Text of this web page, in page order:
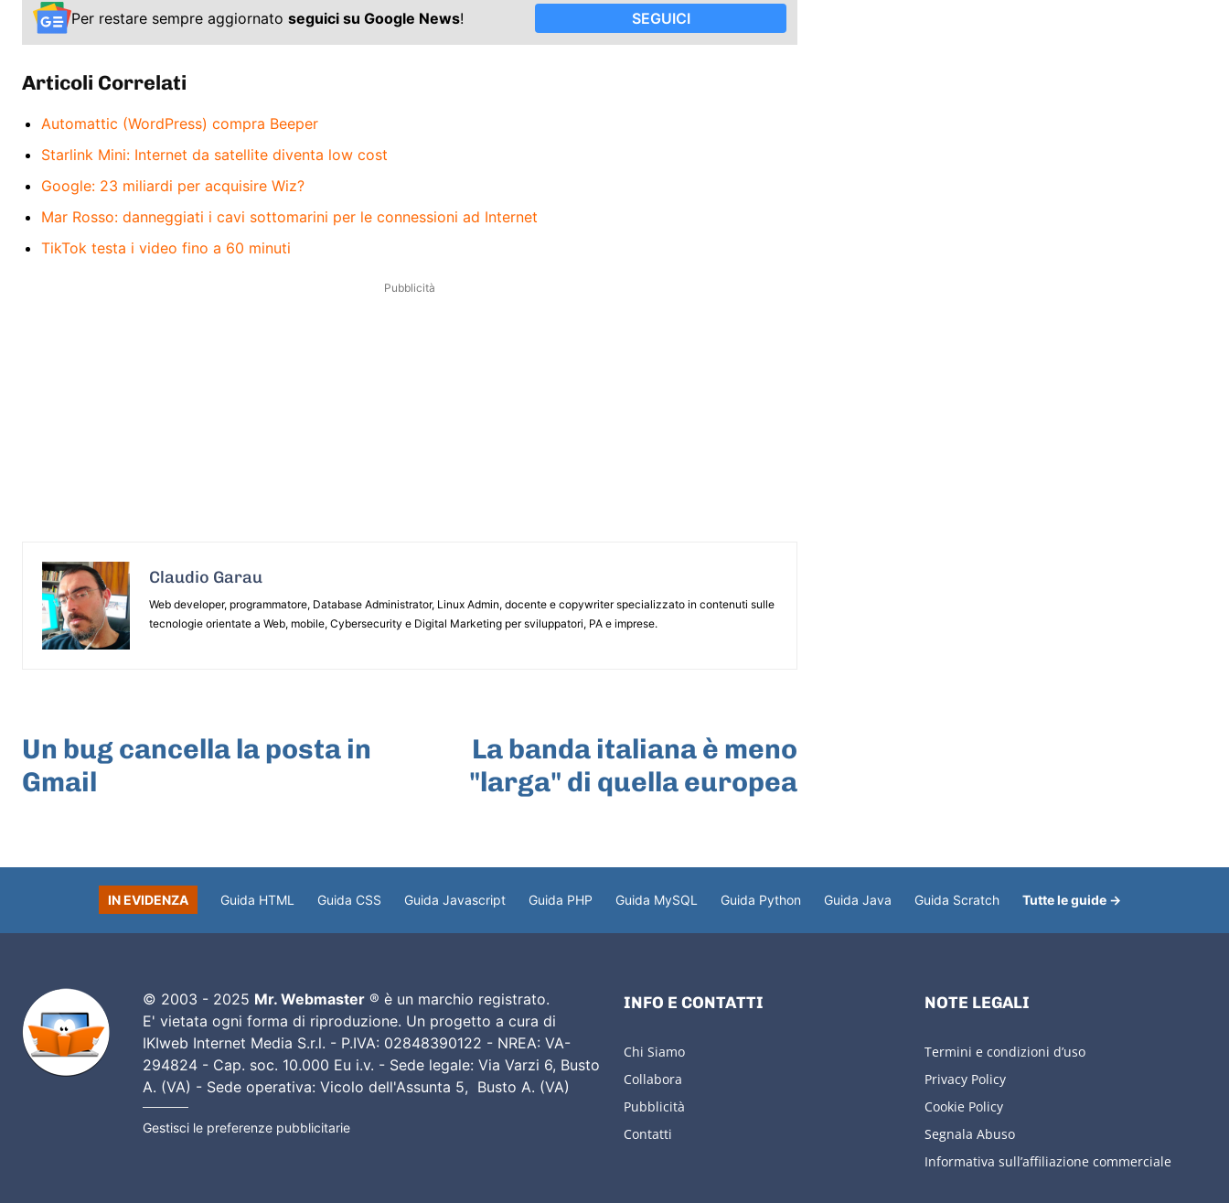
Per restare sempre aggiornato seguici su Google News! SEGUICI
Articoli Correlati
Automattic (WordPress) compra Beeper
Starlink Mini: Internet da satellite diventa low cost
Google: 23 miliardi per acquisire Wiz?
Mar Rosso: danneggiati i cavi sottomarini per le connessioni ad Internet
TikTok testa i video fino a 60 minuti
Pubblicità
Claudio Garau
Web developer, programmatore, Database Administrator, Linux Admin, docente e copywriter specializzato in contenuti sulle
tecnologie orientate a Web, mobile, Cybersecurity e Digital Marketing per sviluppatori, PA e imprese.
Un bug cancella la posta in
Gmail
La banda italiana è meno
"larga" di quella europea
IN EVIDENZA Guida HTML Guida CSS Guida Javascript Guida PHP Guida MySQL Guida Python Guida Java Guida Scratch Tutte le guide →
© 2003 - 2025 Mr. Webmaster® è un marchio registrato.
E' vietata ogni forma di riproduzione. Un progetto a cura di
IKIweb Internet Media S.r.l. - P.IVA: 02848390122 - NREA: VA-
294824 - Cap. soc. 10.000 Eu i.v. - Sede legale: Via Varzi 6, Busto
A. (VA) - Sede operativa: Vicolo dell'Assunta 5, Busto A. (VA)
Gestisci le preferenze pubblicitarie
INFO E CONTATTI
Chi Siamo
Collabora
Pubblicità
Contatti
NOTE LEGALI
Termini e condizioni d’uso
Privacy Policy
Cookie Policy
Segnala Abuso
Informativa sull’affiliazione commerciale